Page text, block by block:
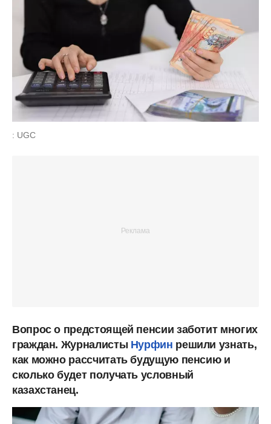
: UGC
Вопрос о предстоящей пенсии заботит многих
граждан. Журналисты Нурфин решили узнать,
как можно рассчитать будущую пенсию и
сколько будет получать условный
казахстанец.